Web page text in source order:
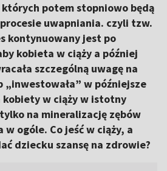
potem stopniowo będą
uwapniania. czyli tzw.
kontynuowany jest po
kobieta w ciąży a później
szczególną uwagę na
„inwestowała” w późniejsze
kobiety w ciąży w istotny
na mineralizację zębów
ogóle. Co jeść w ciąży, a
dziecku szansę na zdrowie?